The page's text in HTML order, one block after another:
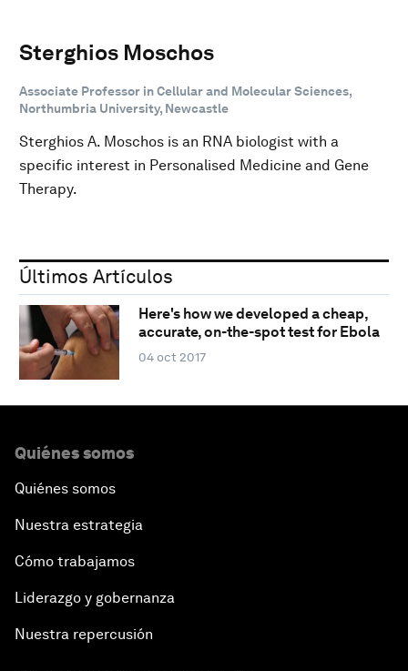
Sterghios Moschos
Associate Professor in Cellular and Molecular Sciences,
Northumbria University, Newcastle
Sterghios A. Moschos is an RNA biologist with a
specific interest in Personalised Medicine and Gene
Therapy.
Últimos Artículos
Here's how we developed a cheap,
accurate, on-the-spot test for Ebola
04 oct 2017
Quiénes somos
Quiénes somos
Nuestra estrategia
Cómo trabajamos
Liderazgo y gobernanza
Nuestra repercusión